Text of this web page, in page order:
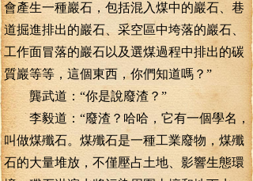
會產生一種巖石，包括混入煤中的巖石、巷
道掘進排出的巖石、采空區中垮落的巖石、
工作面冒落的巖石以及選煤過程中排出的碳
質巖等等，這個東西，你們知道嗎？”
龔武道：“你是說廢渣？”
李毅道：“廢渣？哈哈，它有一個學名，
叫做煤殲石。煤殲石是一種工業廢物，煤殲
石的大量堆放，不僅壓占土地、影響生態環